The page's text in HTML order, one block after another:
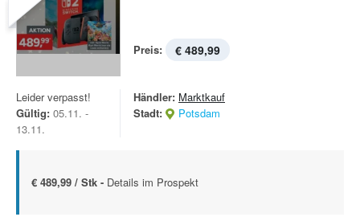
Preis: € 489,99
Leider verpasst!
Gültig: 05.11. -
13.11.
Händler: Marktkauf
Stadt:
Potsdam
€ 489,99 / Stk - Details im Prospekt